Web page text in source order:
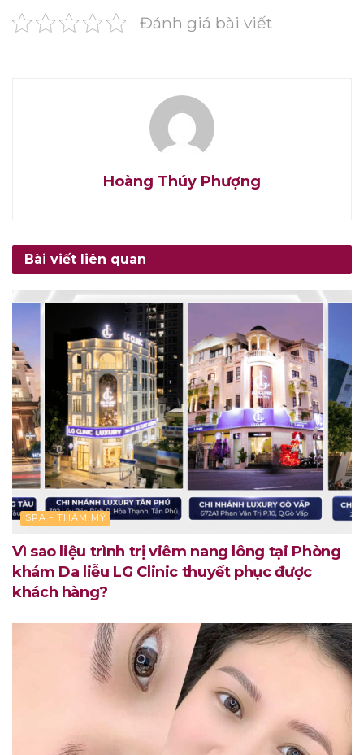
Đánh giá bài viết
Hoàng Thúy Phượng
Bài viết liên quan
SPA - THẨM MỸ
Vì sao liệu trình trị viêm nang lông tại Phòng
khám Da liễu LG Clinic thuyết phục được
khách hàng?